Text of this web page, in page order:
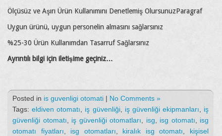
Ölçüsüz ve Aşırı Ürün Kullanımını Denetlemiş OlursunuzParagraf
Uygun ürünü, uygun personelin almasını sağlarsınız
%25-30 Ürün Kullanımdan Tasarruf Sağlarsınız
Ayrıntılı bilgi için iletişime geçiniz…
Posted in is guvenligi otomati | No Comments »
Tags:eldiven otomatı, iş güvenliği, iş güvenliği ekipmanları, iş
güvenliği otomatı, iş güvenliği otomatları, isg, isg otomatı, isg
otomatı fiyatları, isg otomatları, kiralık isg otomatı, kişisel